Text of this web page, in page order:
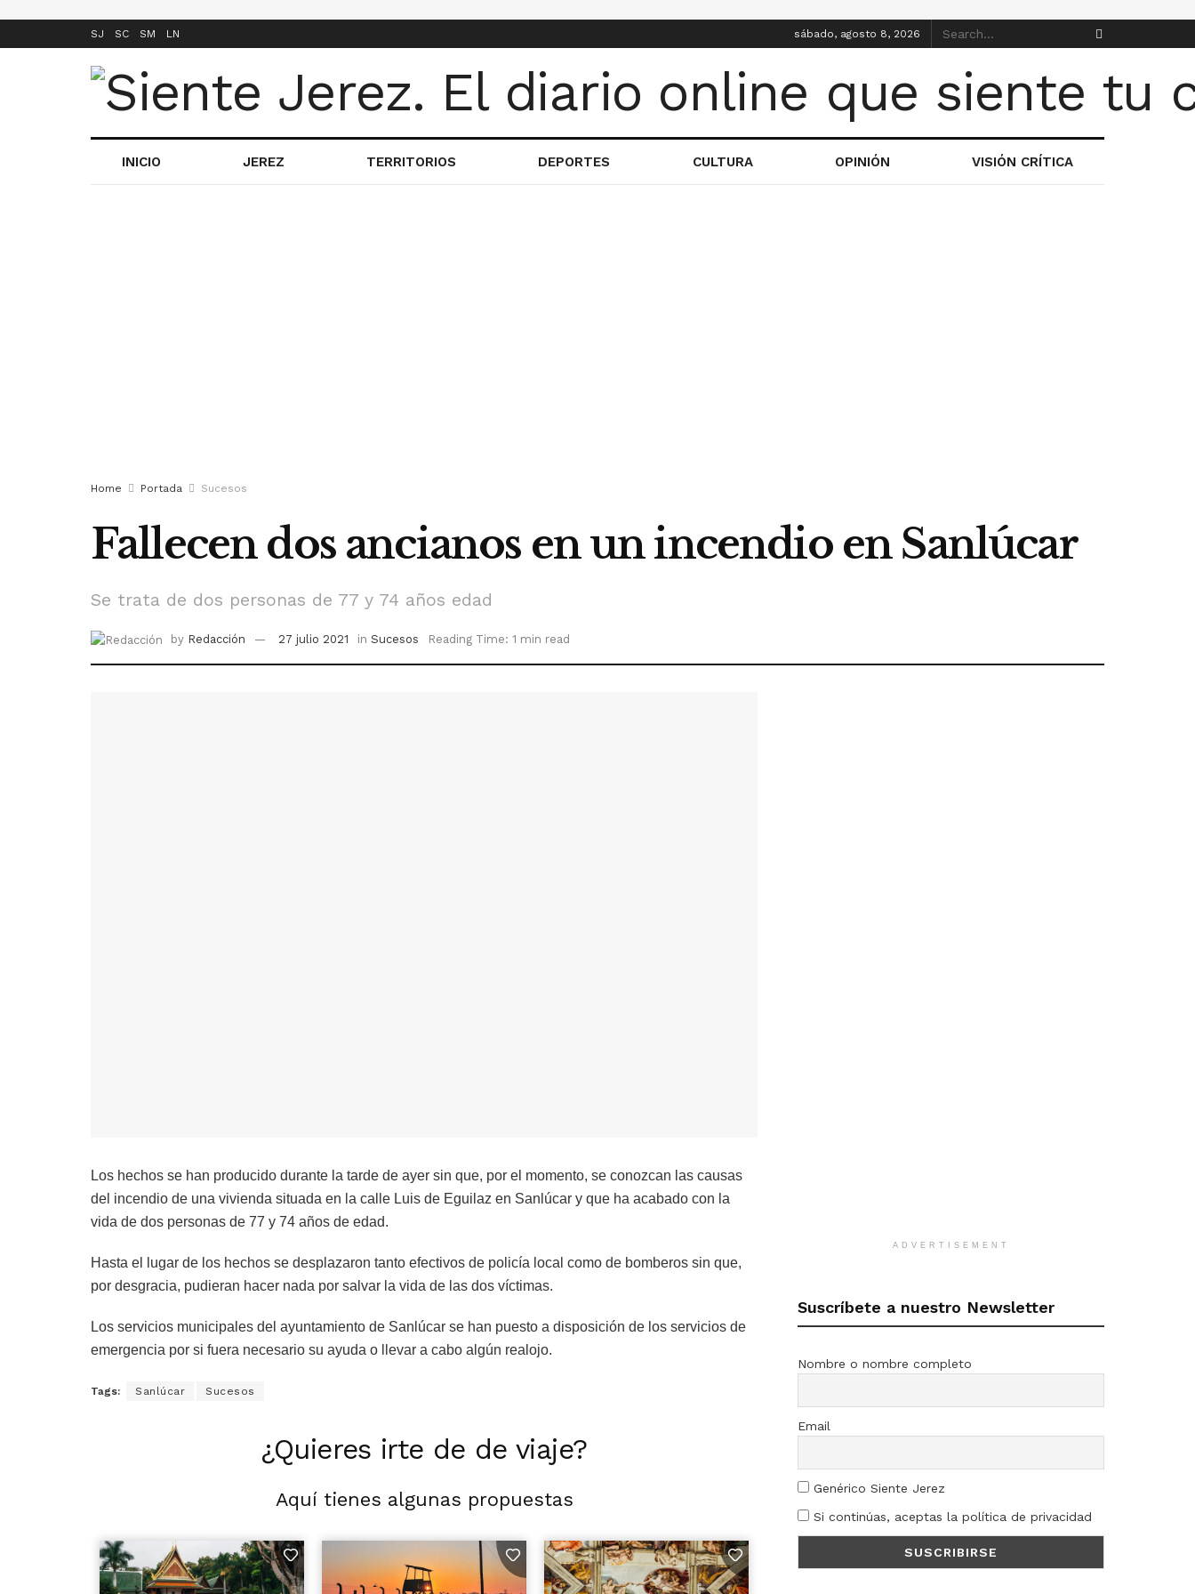
SJ SC SM LN sábado, agosto 8, 2026
INICIO JEREZ TERRITORIOS DEPORTES CULTURA OPINIÓN VISIÓN CRÍTICA
Home Portada Sucesos
Fallecen dos ancianos en un incendio en Sanlúcar
Se trata de dos personas de 77 y 74 años edad
by Redacción 27 julio 2021 in Sucesos Reading Time: 1 min read
Los hechos se han producido durante la tarde de ayer sin que, por el momento, se conozcan las causas
del incendio de una vivienda situada en la calle Luis de Eguilaz en Sanlúcar y que ha acabado con la
vida de dos personas de 77 y 74 años de edad.
Hasta el lugar de los hechos se desplazaron tanto efectivos de policía local como de bomberos sin que,
por desgracia, pudieran hacer nada por salvar la vida de las dos víctimas.
Los servicios municipales del ayuntamiento de Sanlúcar se han puesto a disposición de los servicios de
emergencia por si fuera necesario su ayuda o llevar a cabo algún realojo.
Tags: Sanlúcar Sucesos
¿Quieres irte de de viaje?
Aquí tienes algunas propuestas
ADVERTISEMENT
Suscríbete a nuestro Newsletter
Nombre o nombre completo
Email
Genérico Siente Jerez
Si continúas, aceptas la política de privacidad